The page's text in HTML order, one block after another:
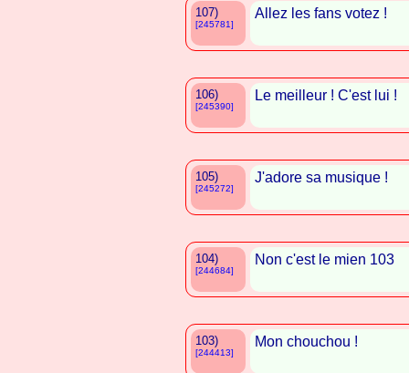
107)
[245781]
Allez les fans votez !
106)
[245390]
Le meilleur ! C'est lui !
105)
[245272]
J'adore sa musique !
104)
[244684]
Non c'est le mien 103
103)
[244413]
Mon chouchou !